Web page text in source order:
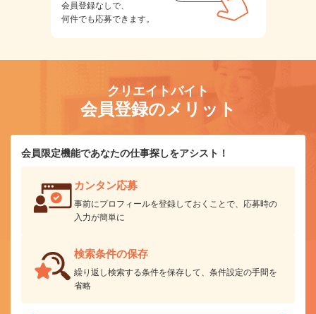
会員登録なしで、
何件でも応募できます。
クリエイトバイト
会員登録のメリット
会員限定機能であなたの仕事探しをアシスト！
カンタン応募
事前にプロフィールを登録しておくことで、応募時の
入力が簡単に
検索条件の保存
繰り返し検索する条件を保存して、条件設定の手間を
省略